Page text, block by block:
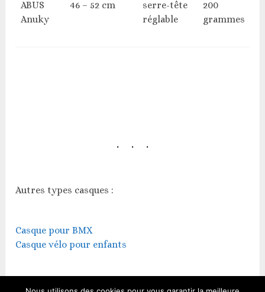
ABUS
Anuky
46 – 52 cm
serre-tête
réglable
200
grammes
Autres types casques :
Casque pour BMX
Casque vélo pour enfants